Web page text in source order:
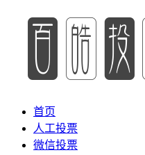
首页
人工投票
微信投票